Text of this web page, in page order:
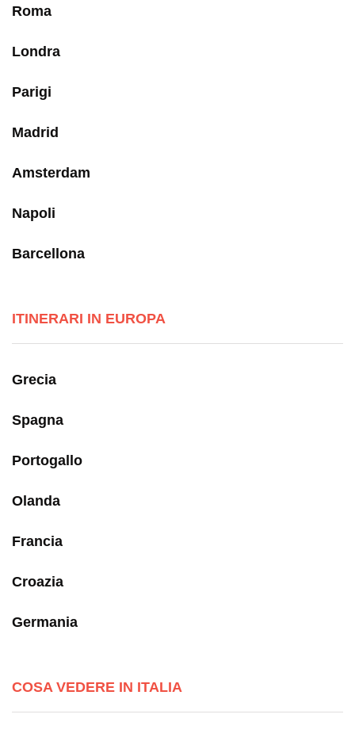
Roma
Londra
Parigi
Madrid
Amsterdam
Napoli
Barcellona
ITINERARI IN EUROPA
Grecia
Spagna
Portogallo
Olanda
Francia
Croazia
Germania
COSA VEDERE IN ITALIA